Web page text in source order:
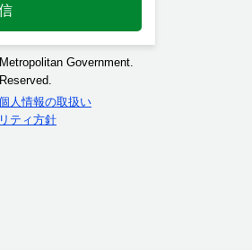
Government.
人情報の取扱い
ティ方針